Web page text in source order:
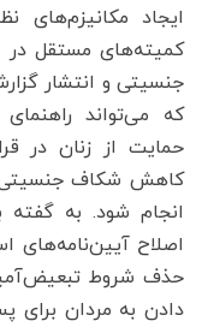
ایجاد مکانیزم‌های
کمیته‌های مستقل در
جنسیتی و انتشار
که می‌تواند
حمایت از زنان در
کاهش شکاف جنسیتی
انجام شود. به
اصلاح آیین‌نامه‌های
حذف شروط
دادن به مردان برای